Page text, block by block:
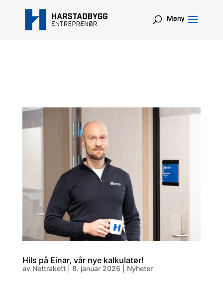
Hils på Einar, vår nye kalkulatør!
av Nettrakett| 8. januar 2026 Nyheter